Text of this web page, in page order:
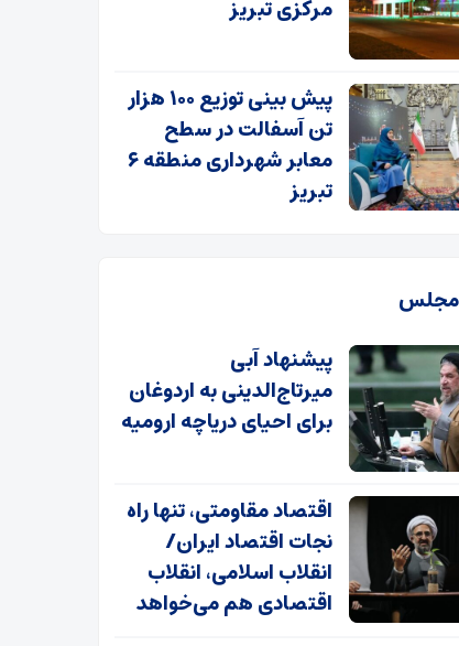
مرکزی تبریز
پیش بینی توزیع ۱۰۰ هزار
تن آسفالت در سطح
معابر شهرداری منطقه ۶
تبریز
مجلس
پیشنهاد آبی
میرتاج‌الدینی‌ به اردوغان
برای احیای دریاچه ارومیه
اقتصاد مقاومتی، تنها راه
نجات اقتصاد ایران/
انقلاب اسلامی، انقلاب
اقتصادی هم می‌خواهد